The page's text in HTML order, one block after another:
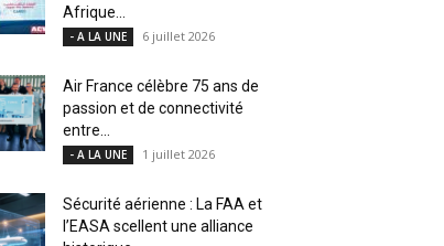
Afrique...
- A LA UNE 6 juillet 2026
Air France célèbre 75 ans de
passion et de connectivité
entre...
- A LA UNE 1 juillet 2026
Sécurité aérienne : La FAA et
l’EASA scellent une alliance